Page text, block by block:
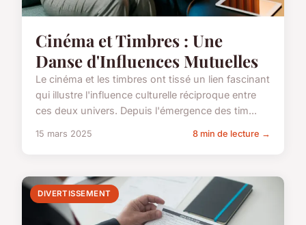
Cinéma et Timbres : Une
Danse d'Influences Mutuelles
Le cinéma et les timbres ont tissé un lien fascinant
qui illustre l'influence culturelle réciproque entre
ces deux univers. Depuis l'émergence des tim...
15 mars 2025 8 min de lecture →
DIVERTISSEMENT